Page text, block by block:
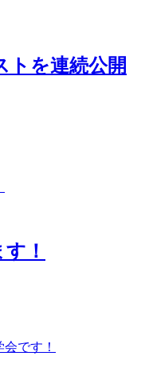
トを連続公開
！